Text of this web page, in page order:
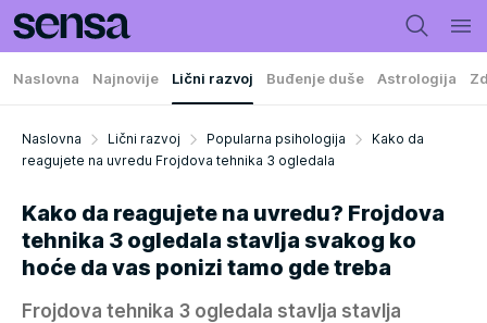
Naslovna Najnovije Lični razvoj Buđenje duše Astrologija
Naslovna Lični razvoj Popularna psihologija
Kako da
reagujete na uvredu Frojdova tehnika 3 ogledala
Kako da reagujete na uvredu? Frojdova
tehnika 3 ogledala stavlja svakog ko
hoće da vas ponizi tamo gde treba
Frojdova tehnika 3 ogledala stavlja stavlja